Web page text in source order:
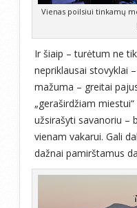
Vienas poilsiui tinkamų
Ir šiaip – turėtum ne
nepriklausai stovyklai
mažuma – greitai
„geraširdžiam
užsirašyti savanoriu –
vienam vakarui. Gali
dažnai pamirštamus